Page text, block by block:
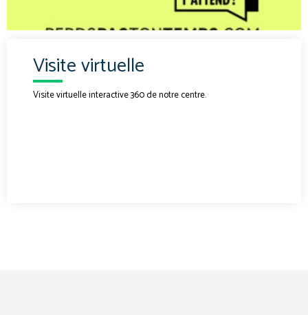
Visite virtuelle
Visite virtuelle interactive 360 de notre centre.